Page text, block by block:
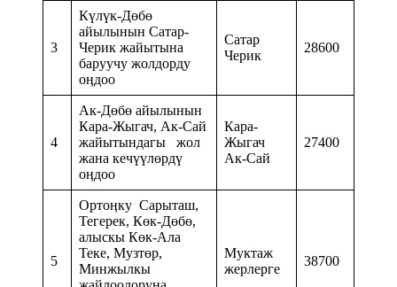
3
Күлүк-Дөбө
айылынын Сатар-
Черик жайытына
баруучу жолдорду
оӊдоо
Сатар
Черик
28600
4
Ак-Дөбө айылынын
Кара-Жыгач, Ак-Сай
жайытындагы жол
жана кечүүлөрдү
оӊдоо
Кара-
Жыгач
Ак-Сай
27400
5
Ортоӊку Сарыташ,
Тегерек, Көк-Дөбө,
алыскы Көк-Ала
Теке, Музтөр,
Минжылкы
Муктаж
жерлерге
38700